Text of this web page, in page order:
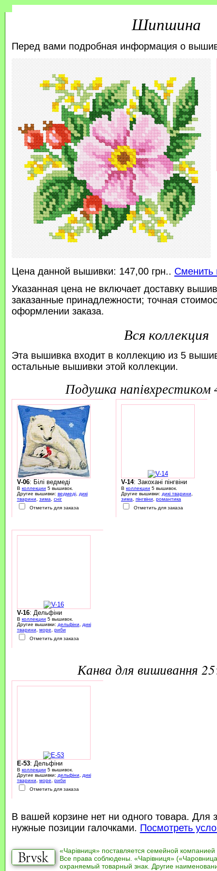
Шипшина
Перед вами подробная информация о
Цена данной вышивки: 147,00 грн.. Сменить
Указанная цена не включает доставку
заказанные принадлежности; точная
оформлении заказа.
Вся коллекция
Эта вышивка входит в коллекцию из 5
остальные вышивки этой коллекции.
подушка
V-06: Білі ведмеді
В коллекции 5 вышивок.
Другие вышивки: ведмеді, дикі
тварини, зима, сніг
Отметить для заказа
V-14: Закохані пінгвіни
В коллекции 5 вышивок.
Другие вышивки: дикі тварини,
зима, пінгвіни, романтика
Отметить для заказа
V-16: Дельфіни
В коллекции 5 вышивок.
Другие вышивки: дельфіни, дикі
тварини, море, риби
Отметить для заказа
канва для вишивання
E-53: Дельфіни
В коллекции 5 вышивок.
Другие вышивки: дельфіни
дикі
тварини
море
риби
Отметить для заказа
В вашей корзине нет ни одного товара. Для
нужные позиции галочками. Посмотреть
«Чарівниця» поставляется семейной компанией
Все права соблюдены. «Чарівниця»
охраняемый товарный знак. Другие